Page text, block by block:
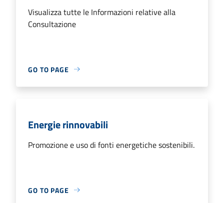
Visualizza tutte le Informazioni relative alla
Consultazione
GO TO PAGE
Energie rinnovabili
Promozione e uso di fonti energetiche sostenibili.
GO TO PAGE